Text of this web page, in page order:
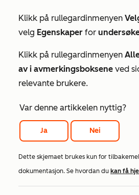
Klikk på rullegardinmenyen
velg Egenskaper for
Klikk på rullegardinmenyen
av i avmerkingsboksene ved
relevante brukere.
Var denne artikkelen nyttig?
Ja Nei
Dette skjemaet brukes kun for
dokumentasjon. Se hvordan du kan få